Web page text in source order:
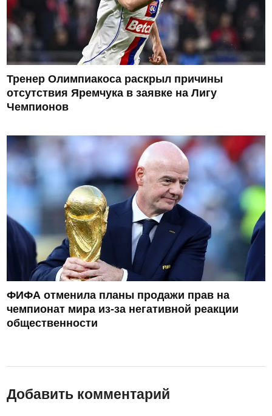
Тренер Олимпиакоса раскрыл причины
отсутствия Яремчука в заявке на Лигу
Чемпионов
ФИФА отменила планы продажи прав на
чемпионат мира из-за негативной реакции
общественности
Добавить комментарий